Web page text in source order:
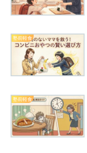
塾前軽食
塾前軽食